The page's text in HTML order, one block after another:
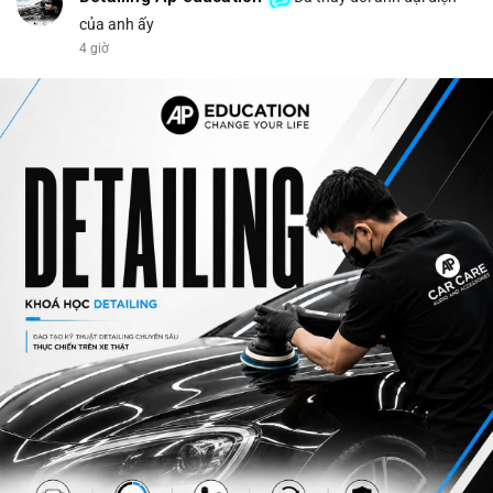
của anh ấy
4 giờ